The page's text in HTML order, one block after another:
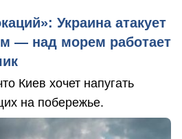
Украина атакует
— над морем работает
Киев хочет напугать
на побережье.